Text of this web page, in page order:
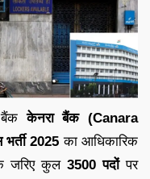
बैंककेनरा बैंक (Canara
2025 का आधिकारिक
जरिए कुल 3500 पदोंपर